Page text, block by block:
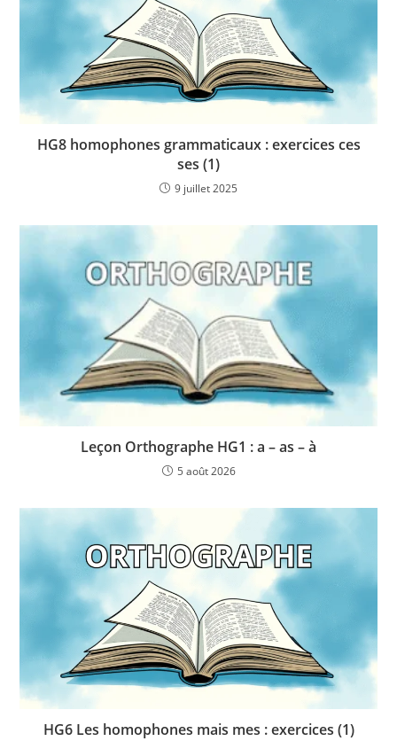
HG8 homophones grammaticaux : exercices ces
ses (1)
9 juillet 2025
Leçon Orthographe HG1 : a – as – à
5 août 2026
HG6 Les homophones mais mes : exercices (1)